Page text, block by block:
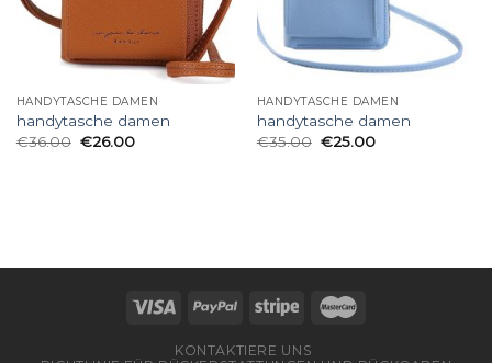
HANDYTASCHE DAMEN
handytasche damen
€36.00 €26.00
HANDYTASCHE DAMEN
handytasche damen
€35.00 €25.00
KONTAKTIERE UNS